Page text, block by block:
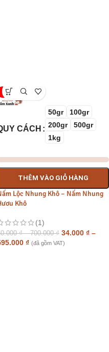
-15%
CÁCH
50gr
100gr
200gr
500gr
1kg
THÊM VÀO GIỎ HÀNG
Lộc Nhung Khô – Nấm Nhung
Khô
(1)
₫ – 700.000₫ 34.000 ₫ –
₫ (đã gồm VAT)